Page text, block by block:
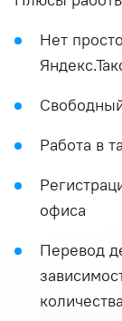
Нет
Работа в
офиса
Перевод